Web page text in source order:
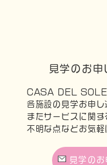
見学のお申
CASA DEL SOLE
各施設の見学お申し
またサービスに関す
不明な点などお気軽
見学の